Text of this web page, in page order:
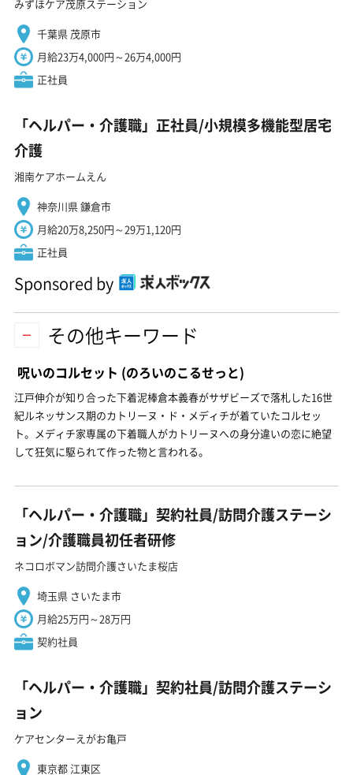
みずほケア茂原ステーション
千葉県 茂原市
月給23万4,000円～26万4,000円
正社員
「ヘルパー・介護職」正社員/小規模多機能型居宅
介護
湘南ケアホームえん
神奈川県 鎌倉市
月給20万8,250円～29万1,120円
正社員
Sponsored by
その他キーワード
呪いのコルセット (のろいのこるせっと)
江戸伸介が知り合った下着泥棒倉本義春がサザビーズで落札した16世
紀ルネッサンス期のカトリーヌ・ド・メディチが着ていたコルセッ
ト。メディチ家専属の下着職人がカトリーヌへの身分違いの恋に絶望
して狂気に駆られて作った物と言われる。
「ヘルパー・介護職」契約社員/訪問介護ステーシ
ョン/介護職員初任者研修
ネコロボマン訪問介護さいたま桜店
埼玉県 さいたま市
月給25万円～28万円
契約社員
「ヘルパー・介護職」契約社員/訪問介護ステーシ
ョン
ケアセンターえがお亀戸
東京都 江東区